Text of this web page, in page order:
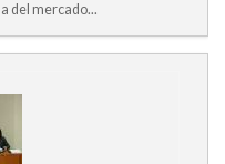
del mercado...